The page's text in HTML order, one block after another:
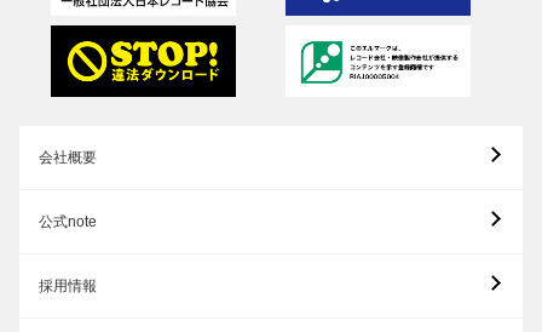
会社概要
公式note
採用情報